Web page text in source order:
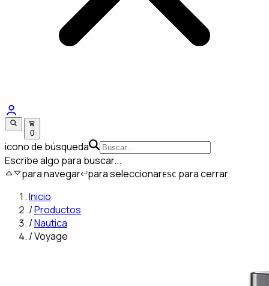
0
icono de búsqueda
Escribe algo para buscar...
para navegar para seleccionarESC para cerrar
Inicio
/Productos
/Nautica
/Voyage